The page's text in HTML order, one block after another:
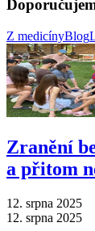
Z medicínyBlog
Zranění
a přitom
12. srpna 2025
12. srpna 2025